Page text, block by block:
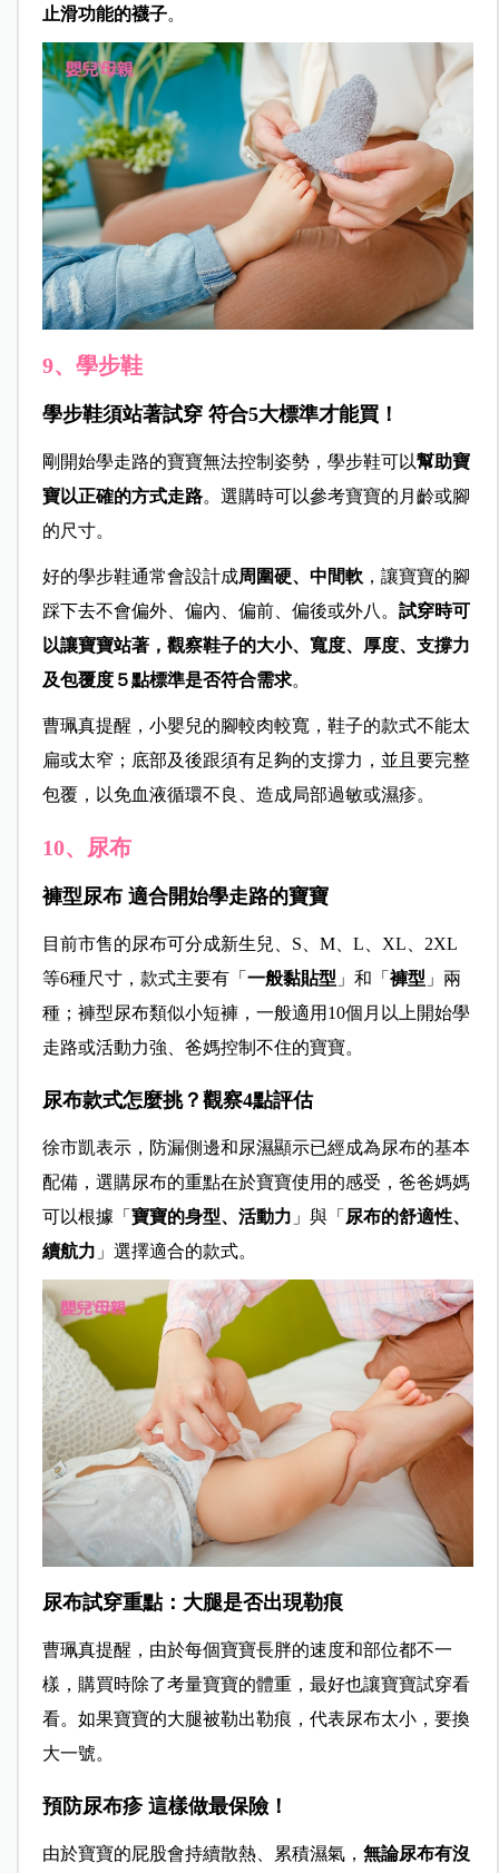
止滑功能的襪子。
9、學步鞋
學步鞋須站著試穿 符合5大標準才能買！
剛開始學走路的寶寶無法控制姿勢，學步鞋可以幫助寶
寶以正確的方式走路。選購時可以參考寶寶的月齡或腳
的尺寸。
好的學步鞋通常會設計成周圍硬、中間軟，讓寶寶的腳
踩下去不會偏外、偏內、偏前、偏後或外八。 試穿時可
以讓寶寶站著，觀察鞋子的大小、寬度、厚度、支撐力
及包覆度５點標準是否符合需求。
曹珮真提醒，小嬰兒的腳較肉較寬，鞋子的款式不能太
扁或太窄；底部及後跟須有足夠的支撐力，並且要完整
包覆，以免血液循環不良、造成局部過敏或濕疹。
10、尿布
褲型尿布 適合開始學走路的寶寶
目前市售的尿布可分成新生兒、S、M、L、XL、2XL
等6種尺寸，款式主要有「 一般黏貼型 」和「 褲型 」兩
種；褲型尿布類似小短褲，一般適用10個月以上開始學
走路或活動力強、爸媽控制不住的寶寶。
尿布款式怎麼挑？觀察4點評估
徐市凱表示，防漏側邊和尿濕顯示已經成為尿布的基本
配備，選購尿布的重點在於寶寶使用的感受，爸爸媽媽
可以根據「 寶寶的身型、活動力 」與「 尿布的舒適性、
續航力 」選擇適合的款式。
尿布試穿重點：大腿是否出現勒痕
曹珮真提醒，由於每個寶寶長胖的速度和部位都不一
樣，購買時除了考量寶寶的體重，最好也讓寶寶試穿看
看。如果寶寶的大腿被勒出勒痕，代表尿布太小，要換
大一號。
預防尿布疹 這樣做最保險！
由於寶寶的屁股會持續散熱、累積濕氣， 無論尿布有沒